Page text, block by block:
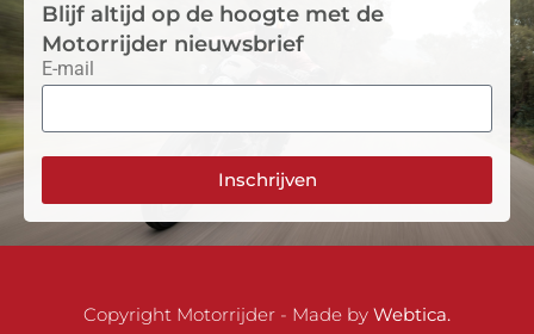
Blijf altijd op de hoogte met de
Motorrijder nieuwsbrief
E-mail
Inschrijven
Copyright Motorrijder - Made by Webtica.